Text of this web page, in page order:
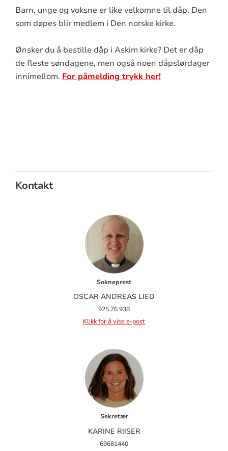
Barn, unge og voksne er like velkomne til dåp. Den
som døpes blir medlem i Den norske kirke.
Ønsker du å bestille dåp i Askim kirke? Det er dåp
de fleste søndagene, men også noen dåpslørdager
innimellom. For påmelding trykk her!
Kontakt
Sokneprest
OSCAR ANDREAS LIED
925 76 938
Klikk for å vise e-post
Sekretær
KARINE RIISER
69681440